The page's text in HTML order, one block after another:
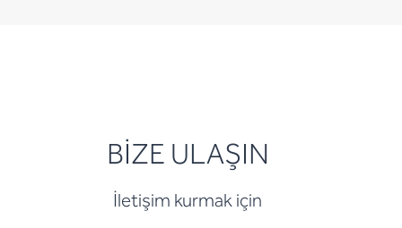
BİZE ULAŞIN
İletişim kurmak için